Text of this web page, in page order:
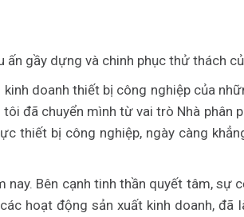
gầy dựng và chinh phục thử thách
doanh thiết bị công nghiệp của
đã chuyển mình từ vai trò Nhà phân
thiết bị công nghiệp, ngày càng
Bên cạnh tinh thần quyết tâm, sự
hoạt động sản xuất kinh doanh, đã